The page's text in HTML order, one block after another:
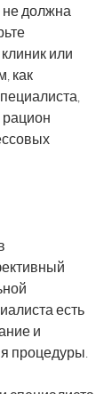
должна
или
как
есть
и
процедуры.